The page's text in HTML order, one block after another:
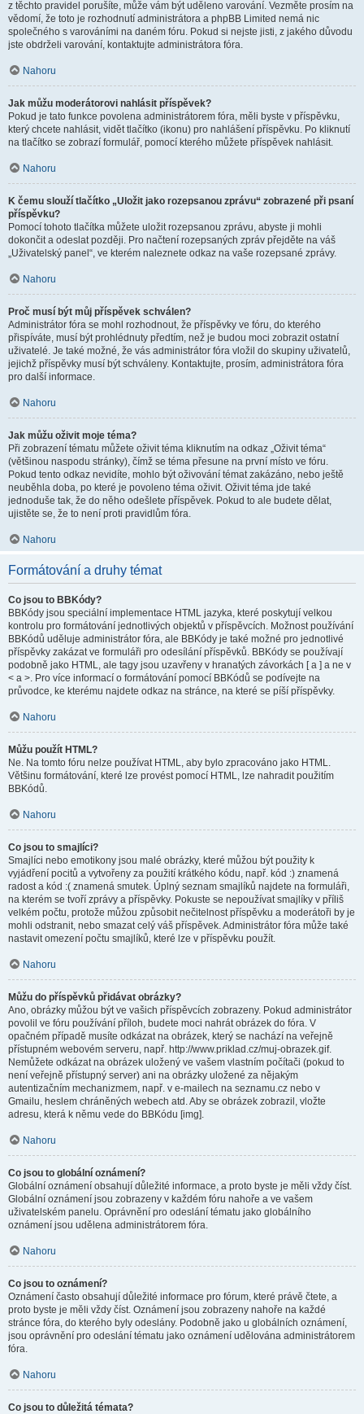
z těchto pravidel porušíte, může vám být uděleno varování. Vezměte prosím na
vědomí, že toto je rozhodnutí administrátora a phpBB Limited nemá nic
společného s varováními na daném fóru. Pokud si nejste jisti, z jakého důvodu
jste obdrželi varování, kontaktujte administrátora fóra.
Nahoru
Jak můžu moderátorovi nahlásit příspěvek?
Pokud je tato funkce povolena administrátorem fóra, měli byste v příspěvku,
který chcete nahlásit, vidět tlačítko (ikonu) pro nahlášení příspěvku. Po kliknutí
na tlačítko se zobrazí formulář, pomocí kterého můžete příspěvek nahlásit.
Nahoru
K čemu slouží tlačítko „Uložit jako rozepsanou zprávu“ zobrazené při psaní
příspěvku?
Pomocí tohoto tlačítka můžete uložit rozepsanou zprávu, abyste ji mohli
dokončit a odeslat později. Pro načtení rozepsaných zpráv přejděte na váš
„Uživatelský panel“, ve kterém naleznete odkaz na vaše rozepsané zprávy.
Nahoru
Proč musí být můj příspěvek schválen?
Administrátor fóra se mohl rozhodnout, že příspěvky ve fóru, do kterého
přispíváte, musí být prohlédnuty předtím, než je budou moci zobrazit ostatní
uživatelé. Je také možné, že vás administrátor fóra vložil do skupiny uživatelů,
jejichž příspěvky musí být schváleny. Kontaktujte, prosím, administrátora fóra
pro další informace.
Nahoru
Jak můžu oživit moje téma?
Při zobrazení tématu můžete oživit téma kliknutím na odkaz „Oživit téma“
(většinou naspodu stránky), čímž se téma přesune na první místo ve fóru.
Pokud tento odkaz nevidíte, mohlo být oživování témat zakázáno, nebo ještě
neuběhla doba, po které je povoleno téma oživit. Oživit téma jde také
jednoduše tak, že do něho odešlete příspěvek. Pokud to ale budete dělat,
ujistěte se, že to není proti pravidlům fóra.
Nahoru
Formátování a druhy témat
Co jsou to BBKódy?
BBKódy jsou speciální implementace HTML jazyka, které poskytují velkou
kontrolu pro formátování jednotlivých objektů v příspěvcích. Možnost používání
BBKódů uděluje administrátor fóra, ale BBKódy je také možné pro jednotlivé
příspěvky zakázat ve formuláři pro odesílání příspěvků. BBKódy se používají
podobně jako HTML, ale tagy jsou uzavřeny v hranatých závorkách [ a ] a ne v
< a >. Pro více informací o formátování pomocí BBKódů se podívejte na
průvodce, ke kterému najdete odkaz na stránce, na které se píší příspěvky.
Nahoru
Můžu použít HTML?
Ne. Na tomto fóru nelze používat HTML, aby bylo zpracováno jako HTML.
Většinu formátování, které lze provést pomocí HTML, lze nahradit použitím
BBKódů.
Nahoru
Co jsou to smajlíci?
Smajlíci nebo emotikony jsou malé obrázky, které můžou být použity k
vyjádření pocitů a vytvořeny za použití krátkého kódu, např. kód :) znamená
radost a kód :( znamená smutek. Úplný seznam smajlíků najdete na formuláři,
na kterém se tvoří zprávy a příspěvky. Pokuste se nepoužívat smajlíky v příliš
velkém počtu, protože můžou způsobit nečitelnost příspěvku a moderátoři by je
mohli odstranit, nebo smazat celý váš příspěvek. Administrátor fóra může také
nastavit omezení počtu smajlíků, které lze v příspěvku použít.
Nahoru
Můžu do příspěvků přidávat obrázky?
Ano, obrázky můžou být ve vašich příspěvcích zobrazeny. Pokud administrátor
povolil ve fóru používání příloh, budete moci nahrát obrázek do fóra. V
opačném případě musíte odkázat na obrázek, který se nachází na veřejně
přístupném webovém serveru, např. http://www.priklad.cz/muj-obrazek.gif.
Nemůžete odkázat na obrázek uložený ve vašem vlastním počítači (pokud to
není veřejně přístupný server) ani na obrázky uložené za nějakým
autentizačním mechanizmem, např. v e-mailech na seznamu.cz nebo v
Gmailu, heslem chráněných webech atd. Aby se obrázek zobrazil, vložte
adresu, která k němu vede do BBKódu [img].
Nahoru
Co jsou to globální oznámení?
Globální oznámení obsahují důležité informace, a proto byste je měli vždy číst.
Globální oznámení jsou zobrazeny v každém fóru nahoře a ve vašem
uživatelském panelu. Oprávnění pro odeslání tématu jako globálního
oznámení jsou udělena administrátorem fóra.
Nahoru
Co jsou to oznámení?
Oznámení často obsahují důležité informace pro fórum, které právě čtete, a
proto byste je měli vždy číst. Oznámení jsou zobrazeny nahoře na každé
stránce fóra, do kterého byly odeslány. Podobně jako u globálních oznámení,
jsou oprávnění pro odeslání tématu jako oznámení udělována administrátorem
fóra.
Nahoru
Co jsou to důležitá témata?